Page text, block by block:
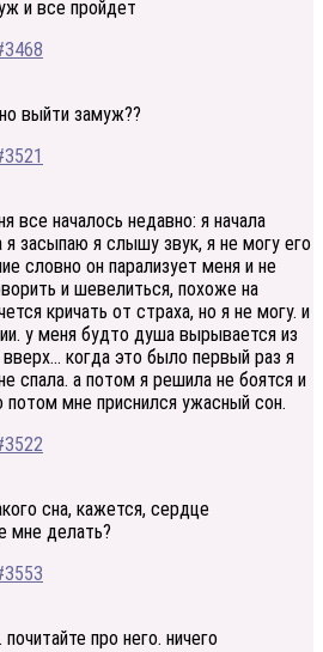
и все пройдет
выйти замуж??
все началось недавно: я начала
я засыпаю я слышу звук, я не могу его
словно он парализует меня и не
и шевелиться, похоже на
кричать от страха, но я не могу. и
у меня будто душа вырывается из
вверх… когда это было первый раз я
спала. а потом я решила не боятся и
потом мне приснился ужасный сон.
сна, кажется, сердце
мне делать?
про него. ничего